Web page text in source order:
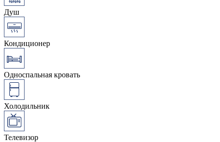
Душ
Кондиционер
Односпальная кровать
Холодильник
Телевизор